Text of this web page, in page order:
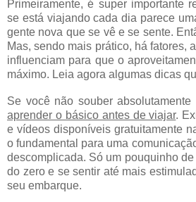
Primeiramente, é super importante
se está viajando cada dia parece
gente nova que se vê e se sente.
Mas, sendo mais prático, há fatores,
influenciam para que o
máximo. Leia agora algumas dicas
Se você não souber
aprender o básico antes de viajar.
e vídeos disponíveis gratuitamente
o fundamental para uma
descomplicada. Só um pouquinho
do zero e se sentir até mais
seu embarque.